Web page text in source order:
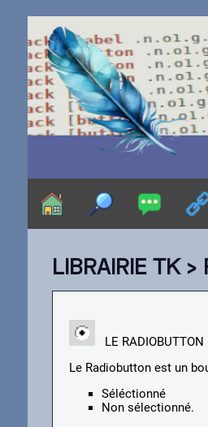
LIBRAIRIE TK›
LE RADIOBUTTON
Le Radiobutton est un
Séléctionné
Non sélectionné.